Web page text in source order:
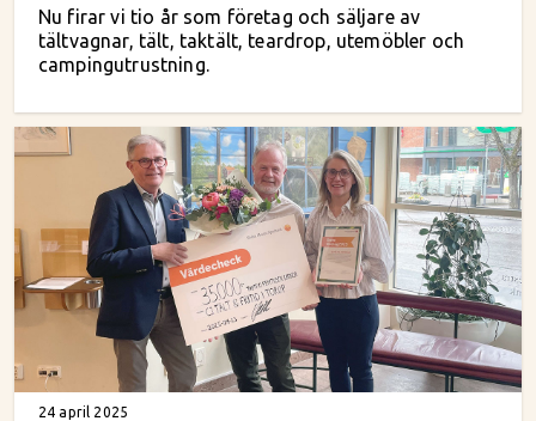
Nu firar vi tio år som företag och säljare av
tältvagnar, tält, taktält, teardrop, utemöbler och
campingutrustning.
24 april 2025